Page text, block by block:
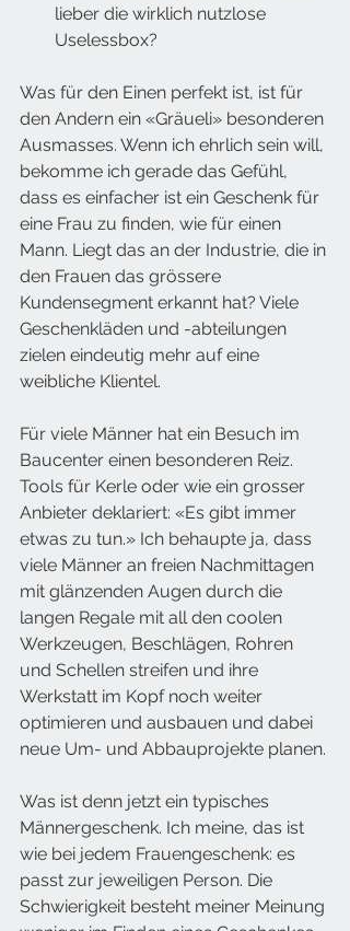
lieber die wirklich nutzlose
Uselessbox?
Was für den Einen perfekt ist, ist für
den Andern ein «Gräueli» besonderen
Ausmasses. Wenn ich ehrlich sein will,
bekomme ich gerade das Gefühl,
dass es einfacher ist ein Geschenk für
eine Frau zu finden, wie für einen
Mann. Liegt das an der Industrie, die in
den Frauen das grössere
Kundensegment erkannt hat? Viele
Geschenkläden und -abteilungen
zielen eindeutig mehr auf eine
weibliche Klientel.
Für viele Männer hat ein Besuch im
Baucenter einen besonderen Reiz.
Tools für Kerle oder wie ein grosser
Anbieter deklariert: «Es gibt immer
etwas zu tun.» Ich behaupte ja, dass
viele Männer an freien Nachmittagen
mit glänzenden Augen durch die
langen Regale mit all den coolen
Werkzeugen, Beschlägen, Rohren
und Schellen streifen und ihre
Werkstatt im Kopf noch weiter
optimieren und ausbauen und dabei
neue Um- und Abbauprojekte planen.
Was ist denn jetzt ein typisches
Männergeschenk. Ich meine, das ist
wie bei jedem Frauengeschenk: es
passt zur jeweiligen Person. Die
Schwierigkeit besteht meiner Meinung